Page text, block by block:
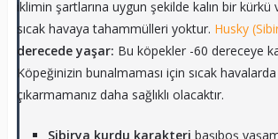
iklimin şartlarına uygun şekilde kalın bir kürkü
sıcak havaya tahammülleri yoktur. Husky
derecede yaşar: Bu köpekler -60 dereceye
Köpeğinizin bunalmaması için sıcak havalarda
çıkarmamanız daha sağlıklı olacaktır.
Sibirya kurdu karakteri başıboş